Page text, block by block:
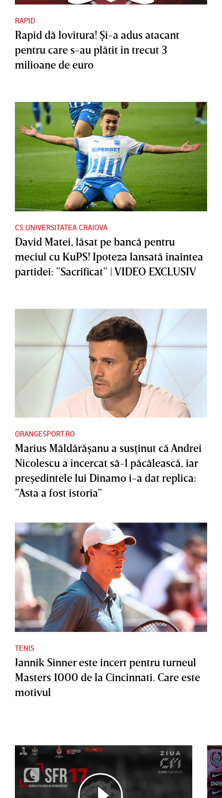
RAPID
Rapid dă lovitura! Şi-a adus atacant
pentru care s-au plătit în trecut 3
milioane de euro
CS UNIVERSITATEA CRAIOVA
David Matei, lăsat pe bancă pentru
meciul cu KuPS! Ipoteza lansată înaintea
partidei: ”Sacrificat” | VIDEO EXCLUSIV
ORANGESPORT.RO
Marius Măldărăşanu a susţinut că Andrei
Nicolescu a încercat să-l păcălească, iar
preşedintele lui Dinamo i-a dat replica:
”Asta a fost istoria”
TENIS
Jannik Sinner este incert pentru turneul
Masters 1000 de la Cincinnati. Care este
motivul